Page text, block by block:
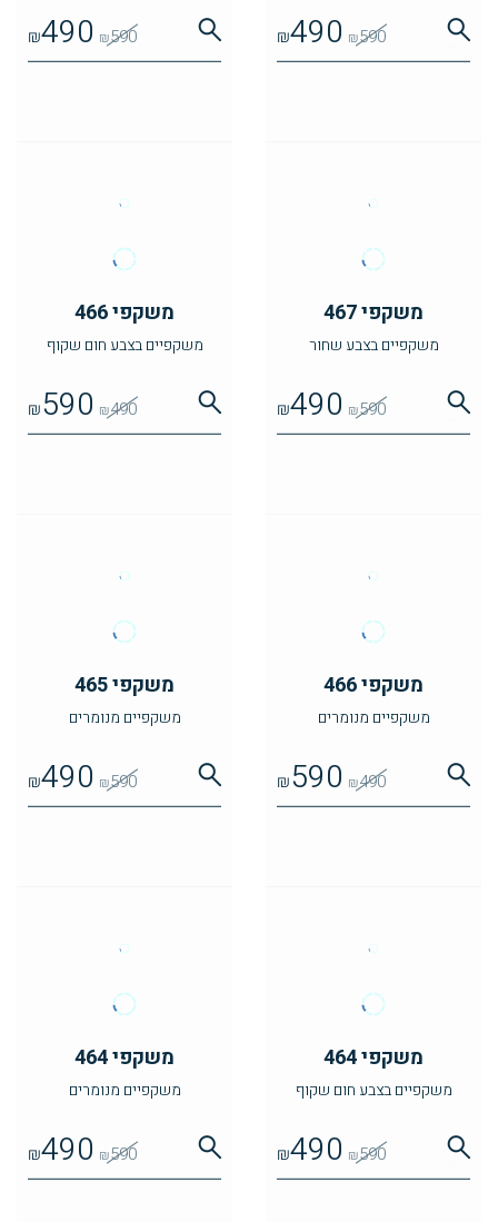
₪590
₪490
₪590
₪490
משקפי 467
משקפיים בצבע שחור
₪590
₪490
משקפי 466
משקפיים בצבע חום שקוף
₪490
₪590
משקפי 466
משקפיים מנומרים
₪490
₪590
משקפי 465
משקפיים מנומרים
₪590
₪490
משקפי 464
משקפיים בצבע חום שקוף
₪590
₪490
משקפי 464
משקפיים מנומרים
₪590
₪490